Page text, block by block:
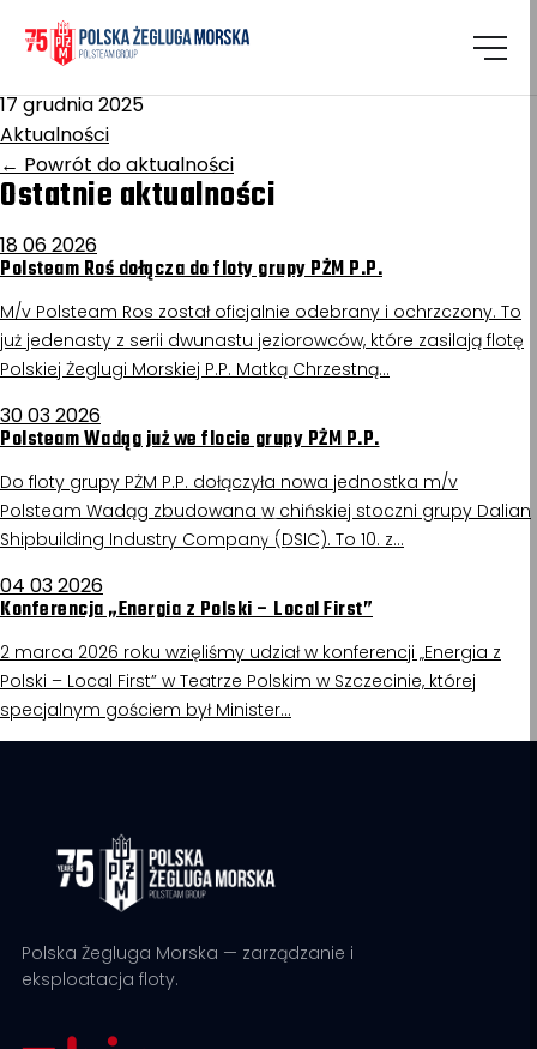
Homepage
Ziemia Koszalińska
17 grudnia 2025
Aktualności
← Powrót do aktualności
Ostatnie aktualności
18 06 2026
Polsteam Roś dołącza do floty grupy PŻM P.P.
M/v Polsteam Ros został oficjalnie odebrany i ochrzczony. To
już jedenasty z serii dwunastu jeziorowców, które zasilają flotę
Polskiej Żeglugi Morskiej P.P. Matką Chrzestną…
30 03 2026
Polsteam Wadąg już we flocie grupy PŻM P.P.
Do floty grupy PŻM P.P. dołączyła nowa jednostka m/v
Polsteam Wadąg zbudowana w chińskiej stoczni grupy Dalian
Shipbuilding Industry Company (DSIC). To 10. z…
04 03 2026
Konferencja „Energia z Polski – Local First”
2 marca 2026 roku wzięliśmy udział w konferencji „Energia z
Polski – Local First” w Teatrze Polskim w Szczecinie, której
specjalnym gościem był Minister…
Polska Żegluga Morska — zarządzanie i
eksploatacja floty.